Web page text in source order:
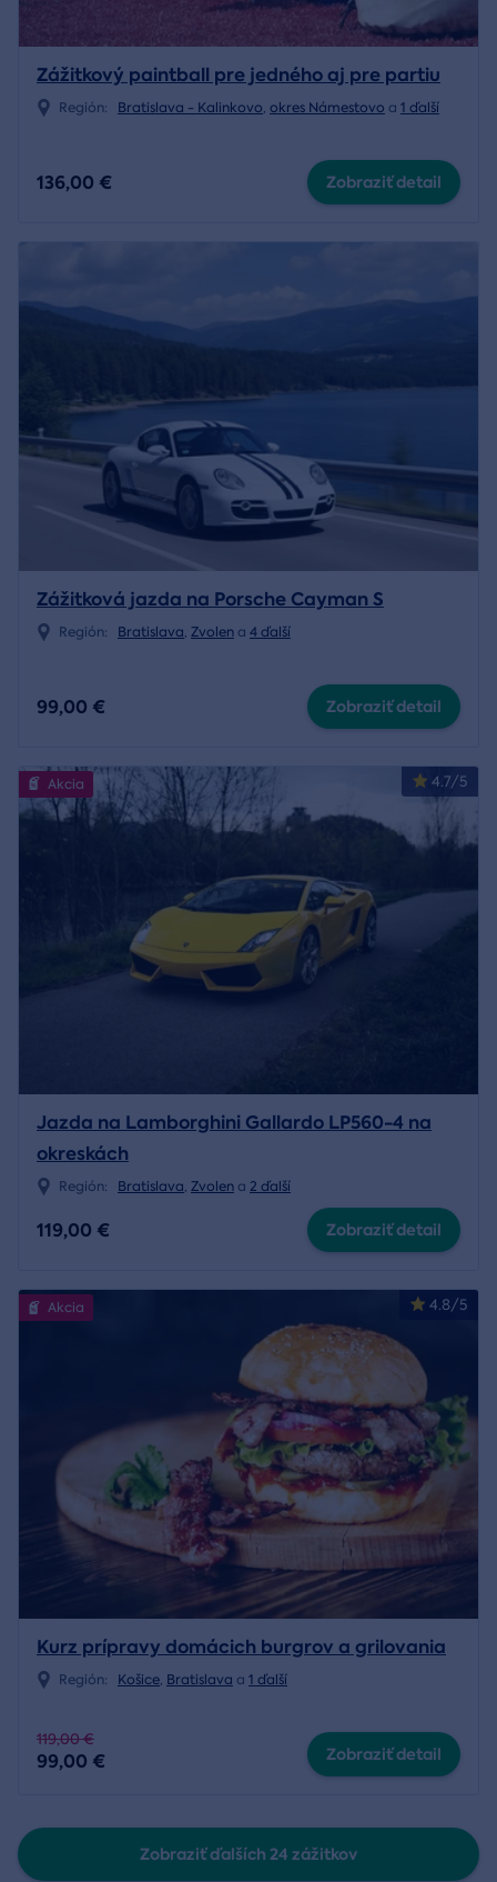
Zážitkový paintball pre jedného aj pre partiu
Región: Bratislava - Kalinkovo, okres Námestovo a 1 ďalší
136,00 € Zobraziť detail
Zážitková jazda na Porsche Cayman S
Región: Bratislava, Zvolen a 4 ďalší
99,00 € Zobraziť detail
4.7/5
Akcia
Jazda na Lamborghini Gallardo LP560-4 na
okreskách
Región: Bratislava, Zvolen a 2 ďalší
119,00 € Zobraziť detail
4.8/5
Akcia
Kurz prípravy domácich burgrov a grilovania
Región: Košice, Bratislava a 1 ďalší
119,00 €
99,00 € Zobraziť detail
Zobraziť ďalších 24 zážitkov